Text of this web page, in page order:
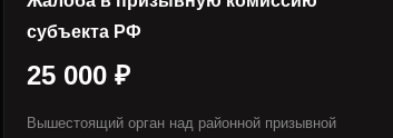
субъекта РФ
25 000 ₽
Вышестоящий орган над районной призывной